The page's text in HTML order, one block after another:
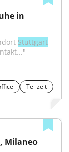
in
Stuttgart
Teilzeit
Milaneo